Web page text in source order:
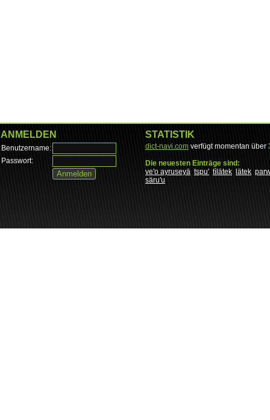
ANMELDEN
Benutzername:
Passwort:
STATISTIK
dict-navi.com verfügt momentan über
Die neuesten Einträge sind:
ve'o ayruseyä tspu' tìlätek lätek
säru'u